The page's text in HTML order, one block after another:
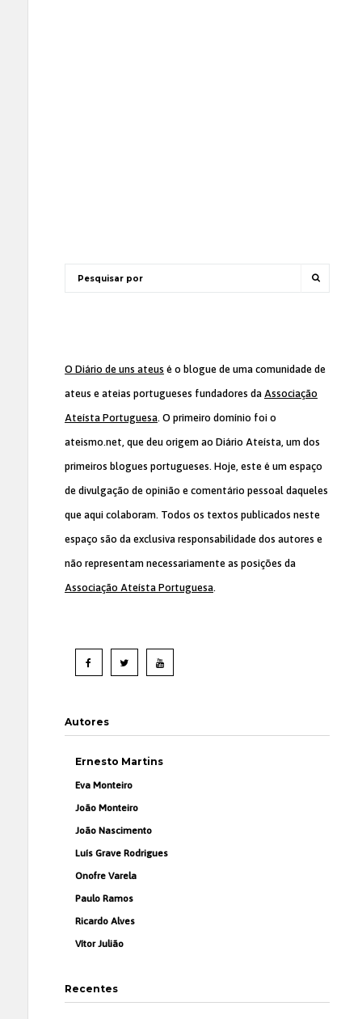
O Diário de uns ateus é o blogue de uma comunidade de
ateus e ateias portugueses fundadores da Associação
Ateísta Portuguesa. O primeiro domínio foi o
ateismo.net, que deu origem ao Diário Ateísta, um dos
primeiros blogues portugueses. Hoje, este é um espaço
de divulgação de opinião e comentário pessoal daqueles
que aqui colaboram. Todos os textos publicados neste
espaço são da exclusiva responsabilidade dos autores e
não representam necessariamente as posições da
Associação Ateísta Portuguesa.
Autores
Ernesto Martins
Eva Monteiro
João Monteiro
João Nascimento
Luís Grave Rodrigues
Onofre Varela
Paulo Ramos
Ricardo Alves
Vítor Julião
Recentes